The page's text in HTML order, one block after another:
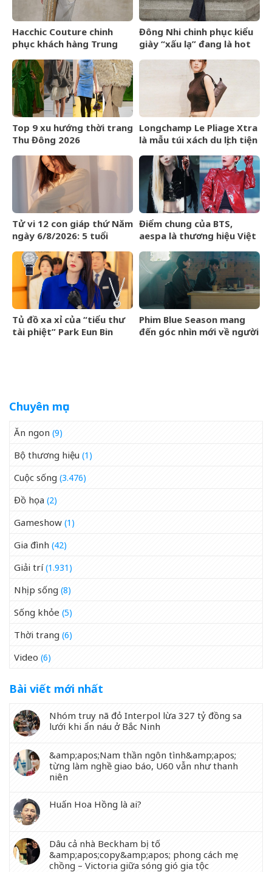
Hacchic Couture chinh
phục khách hàng Trung
thảo
Đông Nhi chinh phục kiểu
giày “xấu lạ” đang là hot
Top 9 xu hướng thời trang
Thu Đông 2026
Longchamp Le Pliage Xtra
là mẫu túi xách du lịch tiện
Tử vi 12 con giáp thứ Năm
ngày 6/8/2026: 5 tuổi
Điểm chung của BTS,
aespa là thương hiệu Việt
Tủ đồ xa xỉ của “tiểu thư
tài phiệt” Park Eun Bin
Phim Blue Season mang
đến góc nhìn mới về người
Chuyên mục
Ăn ngon (9)
Bộ thương hiệu (1)
Cuộc sống (3.476)
Đồ họa (2)
Gameshow (1)
Gia đình (42)
Giải trí(1.931)
Nhịp sống (8)
Sống khỏe (5)
Thời trang (6)
Video (6)
Bài viết mới nhất
Nhóm truy nã đỏ Interpol lừa 327 tỷ đồng sa
lưới khi ẩn náu ở Bắc Ninh
&amp;apos;Nam thần ngôn tình&amp;apos;
từng làm nghề giao báo, U60 vẫn như thanh
niên
Huấn Hoa Hồng là ai?
Dâu cả nhà Beckham bị tố
&amp;apos;copy&amp;apos; phong cách mẹ
chồng – Victoria giữa sóng gió gia tộc